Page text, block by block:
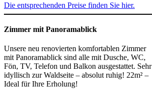
Die entsprechenden Preise finden Sie hier.
Zimmer mit Panoramablick
Unsere neu renovierten komfortablen Zimmer
mit Panoramablick sind alle mit Dusche, WC,
Fön, TV, Telefon und Balkon ausgestattet. Sehr
idyllisch zur Waldseite – absolut ruhig! 22m² –
Ideal für Ihre Erholung!